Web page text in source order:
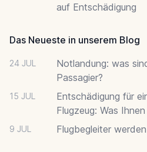
auf Entschädigung
Das Neueste in unserem Blog
24 JUL
Notlandung: was
Passagier?
15 JUL
Entschädigung für
Flugzeug: Was
9 JUL Flugbegleiter